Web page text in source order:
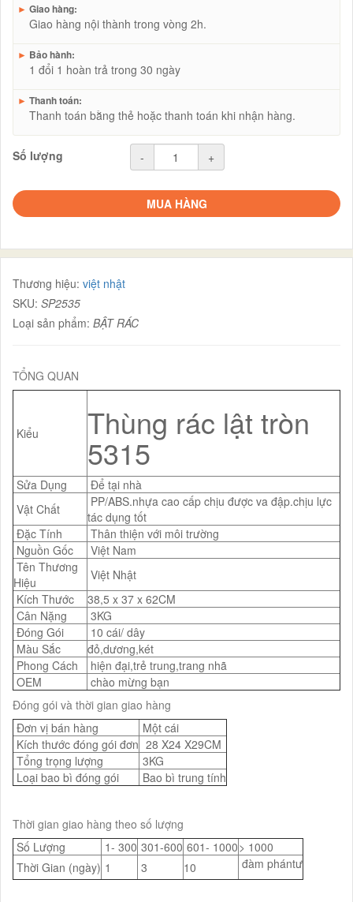
► Giao hàng:
Giao hàng nội thành trong vòng 2h.
► Bảo hành:
1 đổi 1 hoàn trả trong 30 ngày
► Thanh toán:
Thanh toán bằng thẻ hoặc thanh toán khi nhận hàng.
Số lượng - +
MUA HÀNG
Thương hiệu: việt nhật
SKU: SP2535
Loại sản phẩm: BẬT RÁC
TỔNG QUAN
Kiểu Thùng rác lật tròn
5315
Sửa Dụng
Để tại nhà
Vật Chất
PP/ABS.nhựa cao cấp chịu được va đập.chịu lực
tác dụng tốt
Đặc Tính
Thân thiện với môi trường
Nguồn Gốc
Việt Nam
Tên Thương
Hiệu
Việt Nhật
Kích Thước
38,5 x 37 x 62CM
Cân Nặng
3KG
Đóng Gói
10 cái/ dây
Màu Sắc
đỏ,dương,két
Phong Cách
hiện đại,trẻ trung,trang nhã
OEM
chào mừng bạn
Đóng gói và thời gian giao hàng
Đơn vị bán hàng
Một cái
Kích thước đóng gói đơn 28 X24 X29CM
Tổng trọng lượng
3KG
Loại bao bì đóng gói
Bao bì trung tính
Thời gian giao hàng theo số lượng
Số Lượng
1- 300 301-600 601- 1000> 1000
Thời Gian (ngày) 1 3 10 đàm phántư